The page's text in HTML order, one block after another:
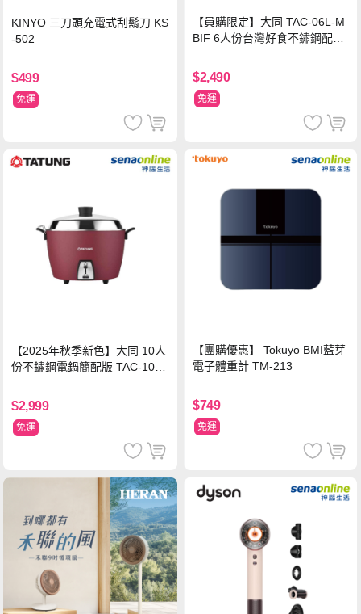
KINYO 三刀頭充電式刮鬍刀 KS
-502
$499
免運
【員購限定】大同 TAC-06L-M
BIF 6人份台灣好食不鏽鋼配件
$2,490
免運
【2025年秋季新色】大同 10人
份不鏽鋼電鍋簡配版 TAC-10L-
$2,999
免運
【團購優惠】 Tokuyo BMI藍芽
電子體重計 TM-213
$749
免運